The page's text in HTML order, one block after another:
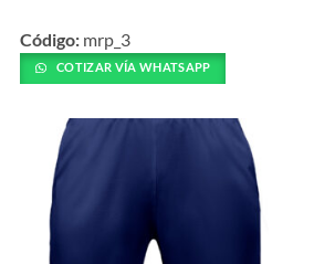
producto
tiene
variantes.
opciones
pueden
elegir
Código: mrp_3
COTIZAR VÍA WHATSAPP